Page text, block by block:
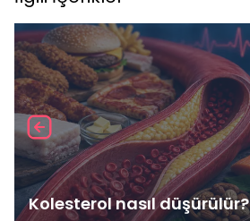
Kolesterol nasıl düşürülür?